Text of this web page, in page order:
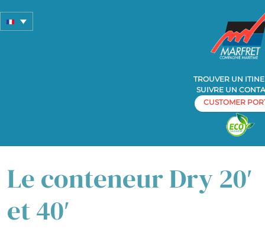
TROUVER UN
SUIVRE UN
CUSTOMER
Le conteneur Dry 20′
et 40′